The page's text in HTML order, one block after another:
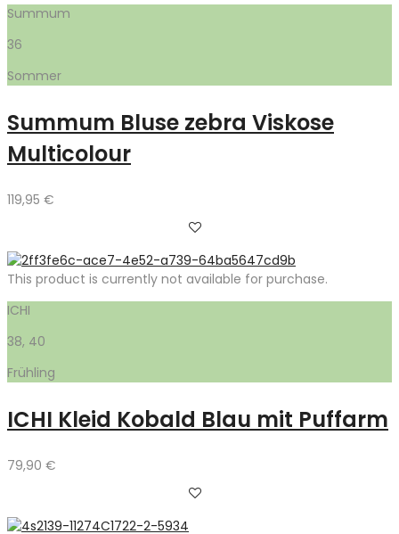
Summum
36
Sommer
Summum Bluse zebra Viskose
Multicolour
119,95 €
This product is currently not available for purchase.
ICHI
38, 40
Frühling
ICHI Kleid Kobald Blau mit Puffarm
79,90 €